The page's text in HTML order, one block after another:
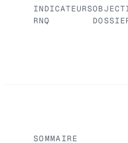
INDICATEURS
RNQ
SOMMAIRE